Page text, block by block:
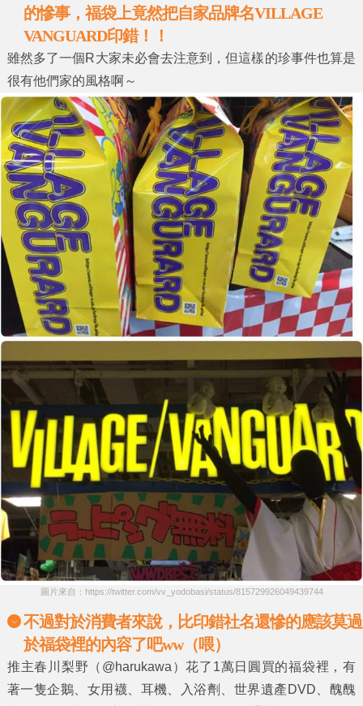
的慘事，福袋上竟然把自家品牌名VILLAGE
VANGUARD印錯！！
雖然多了一個R大家未必會去注意到，但這樣的珍事件也算是
很有他們家的風格啊～
圖片來自：https://twitter.com/vv_yodobasi/status/815729926049439744
不過對於消費者來說，比印錯社名還慘的應該莫過
於福袋裡的內容了吧ww（喂）
推主春川梨野（@harukawa）花了1萬日圓買的福袋裡，有
著一隻企鵝、女用襪、耳機、入浴劑、世界遺產DVD、醜醜